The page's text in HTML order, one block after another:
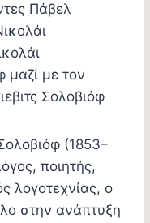
Πάβελ
μαζί με τον
Σολοβιόφ
(1853–
ποιητής,
λογοτεχνίας, ο
στην ανάπτυξη